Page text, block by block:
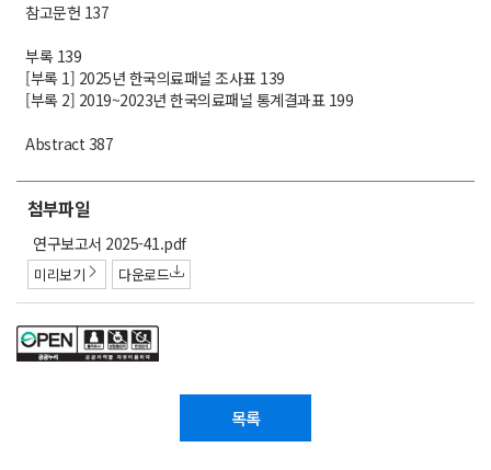
참고문헌 137
부록 139
[부록 1] 2025년 한국의료패널 조사표 139
[부록 2] 2019~2023년 한국의료패널 통계결과표 199
Abstract 387
첨부파일
첨
부
파
연구보고서 2025-41.pdf
미리보기 다운로드
목록